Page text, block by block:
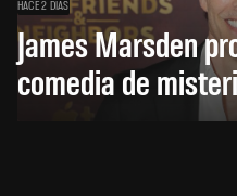
HACE 2 DÍAS
James Marsden
comedia de